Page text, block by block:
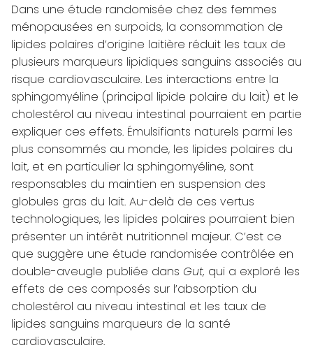
Dans une étude randomisée chez des femmes
ménopausées en surpoids, la consommation de
lipides polaires d’origine laitière réduit les taux de
plusieurs marqueurs lipidiques sanguins associés au
risque cardiovasculaire. Les interactions entre la
sphingomyéline (principal lipide polaire du lait) et le
cholestérol au niveau intestinal pourraient en partie
expliquer ces effets. Émulsifiants naturels parmi les
plus consommés au monde, les lipides polaires du
lait, et en particulier la sphingomyéline, sont
responsables du maintien en suspension des
globules gras du lait. Au-delà de ces vertus
technologiques, les lipides polaires pourraient bien
présenter un intérêt nutritionnel majeur. C’est ce
que suggère une étude randomisée contrôlée en
double-aveugle publiée dans Gut, qui a exploré les
effets de ces composés sur l’absorption du
cholestérol au niveau intestinal et les taux de
lipides sanguins marqueurs de la santé
cardiovasculaire.